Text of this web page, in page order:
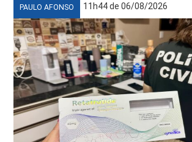
PAULO AFONSO 11h44 de 06/08/2026